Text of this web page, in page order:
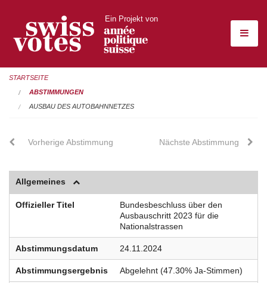
Ein Projekt von
STARTSEITE
ABSTIMMUNGEN
AUSBAU DES AUTOBAHNNETZES
Vorherige Abstimmung Nächste Abstimmung
Allgemeines
Offizieller Titel
Bundesbeschluss über den
Ausbauschritt 2023 für die
Nationalstrassen
Abstimmungsdatum 24.11.2024
Abstimmungsergebnis Abgelehnt (47.30% Ja-Stimmen)